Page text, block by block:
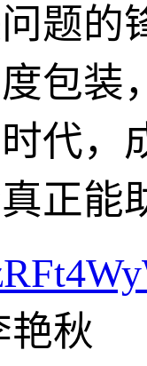
题的
包装
代，
正能
艳秋